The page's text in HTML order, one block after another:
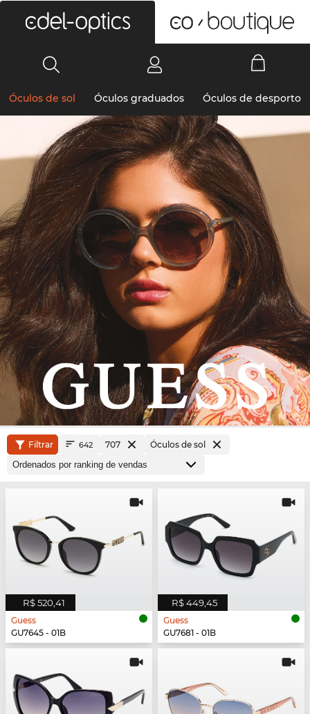
Óculos de sol Óculos graduados Óculos de desporto
Filtrar 642 707 Óculos de sol
R$ 520,41
Guess
GU7645 - 01B
R$ 449,45
Guess
GU7681 - 01B